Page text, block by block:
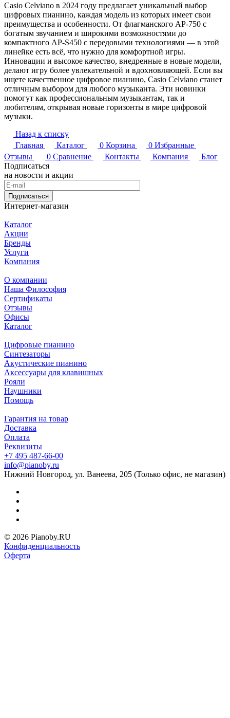
Casio Celviano в 2024 году предлагает уникальный выбор
цифровых пианино, каждая модель из которых имеет свои
преимущества и особенности. От флагманского AP-750 с
богатым звучанием и широкими возможностями до
компактного AP-S450 с передовыми технологиями — в этой
линейке есть всё, что нужно для комфортной игры.
Инновации и высокое качество, внедренные в новые модели,
делают игру более увлекательной и вдохновляющей. Если вы
ищете качественное цифровое пианино, Casio Celviano станет
отличным выбором для любого музыканта. Эти новинки
помогут как профессиональным музыкантам, так и
любителям, открывая новые горизонты в мире цифровой
музыки.
Назад к списку
Главная
Каталог 0 Корзина 0 Избранные
Отзывы
0 Сравнение Контакты Компания
Блог
Подписаться
на новости и акции
Подписаться
Интернет-магазин
Каталог
Акции
Бренды
Услуги
Компания
О компании
Наша Философия
Сертификаты
Отзывы
Офисы
Каталог
Цифровые пианино
Синтезаторы
Акустические пианино
Аксессуары для клавишных
Рояли
Наушники
Помощь
Гарантия на товар
Доставка
Оплата
Реквизиты
+7 495 487-66-00
info@pianoby.ru
Нижний Новгород, ул. Ванеева, 205 (Только офис, не магазин)
© 2026 Pianoby.RU
Конфиденциальность
Оферта